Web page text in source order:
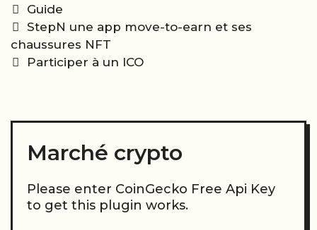
Categories
Guide
Post
navigation
StepN une app move-to-earn et ses
chaussures NFT
Participer à un ICO
Marché crypto
Please enter CoinGecko Free Api Key
to get this plugin works.